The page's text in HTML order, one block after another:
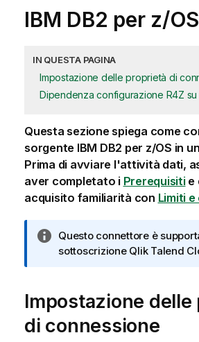
IBM DB2 per z/OS
IN QUESTA PAGINA
Impostazione delle proprietà di
Dipendenza configurazione R4Z su
Questa sezione spiega come
sorgente IBM DB2 per z/OS in
Prima di avviare l'attività dati,
aver completato i Prerequisitie
acquisito familiarità con Limiti
N
o
i
n
f
Questo connettore è
sottoscrizione Qlik Talend
Impostazione delle
di connessione